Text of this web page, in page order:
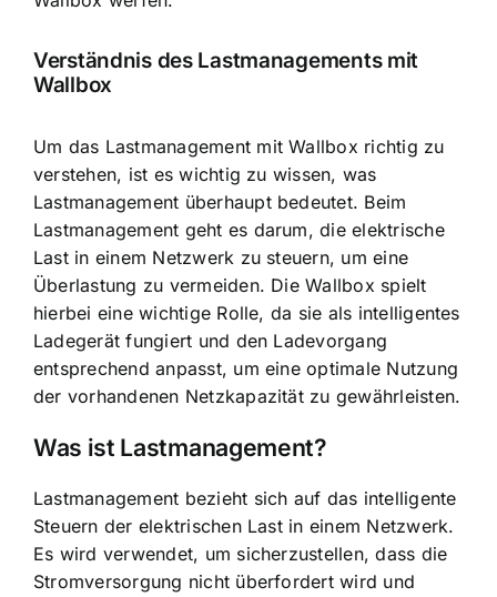
Verständnis des Lastmanagements mit
Wallbox
Um das Lastmanagement mit Wallbox richtig zu
verstehen, ist es wichtig zu wissen, was
Lastmanagement überhaupt bedeutet. Beim
Lastmanagement geht es darum, dieelektrische
Last in einem Netzwerk zu steuern, um eine
Überlastung zu vermeiden. Die Wallbox spielt
hierbei eine wichtige Rolle, da sie als intelligentes
Ladegerät fungiert und den Ladevorgang
entsprechend anpasst, um eine optimale Nutzung
der vorhandenen Netzkapazität zu gewährleisten.
Was ist Lastmanagement?
Lastmanagement bezieht sich auf das intelligente
Steuern der elektrischen Last in einem Netzwerk.
Es wird verwendet, um sicherzustellen, dass die
Stromversorgung nicht überfordert wird und